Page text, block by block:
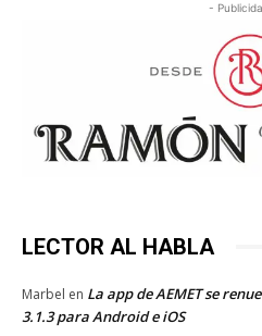
-
LECTOR AL HABLA
Marbel en La app de AEMET se
3.1.3 para Android e iOS